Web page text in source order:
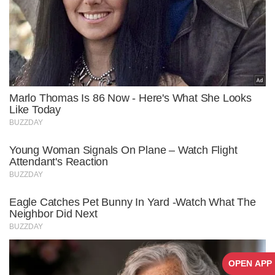
OPEN APP